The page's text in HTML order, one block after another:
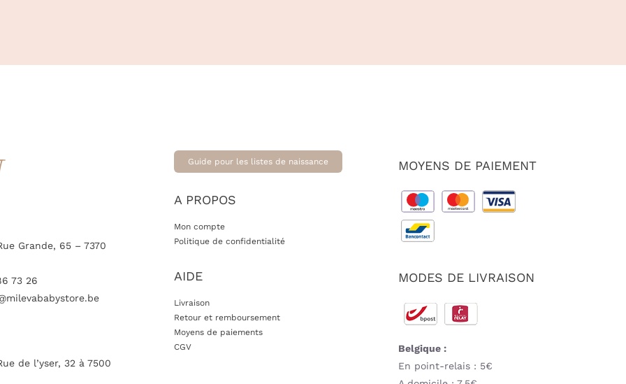
Grande, 65 – 7370
73 26
de l’yser, 32 à 7500
Guide pour les listes de naissance
A PROPOS
Mon compte
Politique de confidentialité
AIDE
Livraison
Retour et remboursement
Moyens de paiements
CGV
MOYENS DE PAIEMENT
MODES DE LIVRAISON
Belgique :
En point-relais : 5€